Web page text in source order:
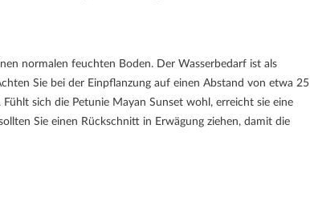
normalen feuchten Boden. Der Wasserbedarf ist als
Sie bei der Einpflanzung auf einen Abstand von etwa 25
sich die Petunie Mayan Sunset wohl, erreicht sie eine
Sie einen Rückschnitt in Erwägung ziehen, damit die